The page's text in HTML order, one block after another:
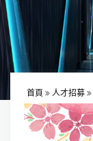
首頁 人才招募